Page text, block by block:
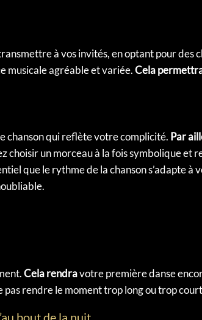
à vos invités, en optant pour des
musicale agréable et variée.Cela
chanson qui reflète votre complicité. Par
choisir un morceau à la fois symbolique et
que le rythme de la chanson s’adapte à
Cela rendravotre première danse
pas rendre le moment trop long ou trop